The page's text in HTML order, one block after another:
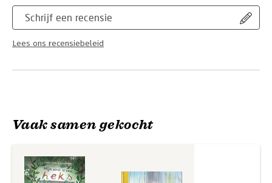
jaar.
Schrijf een recensie
Lees ons recensiebeleid
Vaak samen gekocht